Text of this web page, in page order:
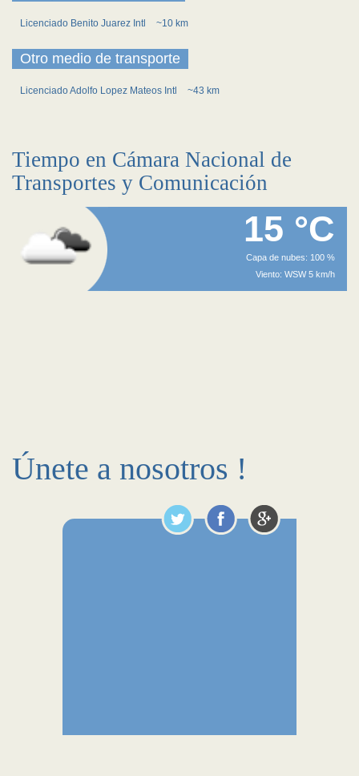
Licenciado Benito Juarez Intl ~10 km
Otro medio de transporte
Licenciado Adolfo Lopez Mateos Intl ~43 km
Tiempo en Cámara Nacional de
Transportes y Comunicación
15 °C
Capa de nubes: 100 %
Viento: WSW 5 km/h
Únete a nosotros !